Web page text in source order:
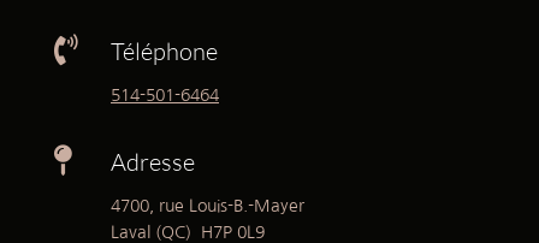
 Téléphone
514-501-6464
 Adresse
4700, rue Louis-B.-Mayer
Laval (QC) H7P 0L9